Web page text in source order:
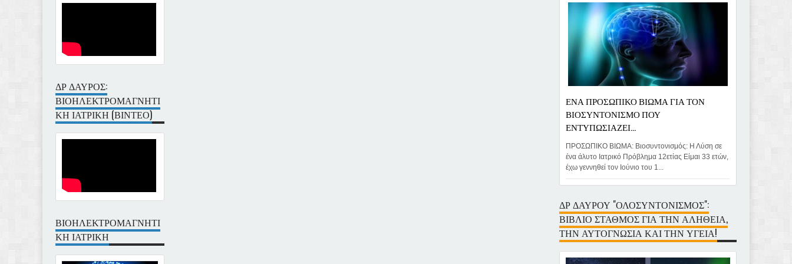
ΔΡ ΔΑΥΡΟΣ:
ΒΙΟΗΛΕΚΤΡΟΜΑΓΝΗΤΙ
ΚΗ ΙΑΤΡΙΚΗ (ΒΙΝΤΕΟ)
ΒΙΟΗΛΕΚΤΡΟΜΑΓΝΗΤΙ
ΚΗ ΙΑΤΡΙΚΗ
ΕΝΑ ΠΡΟΣΩΠΙΚΟ ΒΙΩΜΑ ΓΙΑ ΤΟΝ
ΒΙΟΣΥΝΤΟΝΙΣΜΟ ΠΟΥ
ΕΝΤΥΠΩΣΙΑΖΕΙ...
ΠΡΟΣΩΠΙΚΟ ΒΙΩΜΑ: Βιοσυντονισμός: Η Λύση σε
ένα άλυτο Ιατρικό Πρόβλημα 12ετίας Είμαι 33 ετών,
έχω γεννηθεί τον Ιούνιο του 1...
ΔΡ ΔΑΥΡΟΥ "ΟΛΟΣΥΝΤΟΝΙΣΜΟΣ":
ΒΙΒΛΙΟ ΣΤΑΘΜΟΣ ΓΙΑ ΤΗΝ ΑΛΗΘΕΙΑ,
ΤΗΝ ΑΥΤΟΓΝΩΣΙΑ ΚΑΙ ΤΗΝ ΥΓΕΙΑ!